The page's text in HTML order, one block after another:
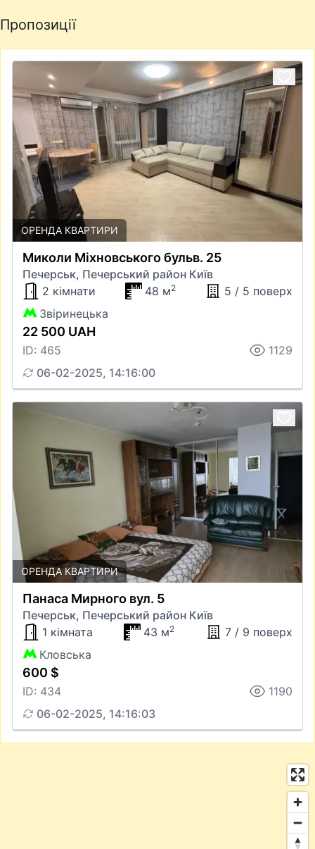
Пропозиції
ОРЕНДА КВАРТИРИ
Миколи Міхновського бульв. 25
Печерськ, Печерський район Київ
2 кімнати
48 м2
5 / 5 поверх
Звіринецька
22 500 UAH
ID: 465
1129
06-02-2025, 14:16:00
ОРЕНДА КВАРТИРИ
Панаса Мирного вул. 5
Печерськ, Печерський район Київ
1 кімната
43 м2
7 / 9 поверх
Кловська
600 $
ID: 434
1190
06-02-2025, 14:16:03